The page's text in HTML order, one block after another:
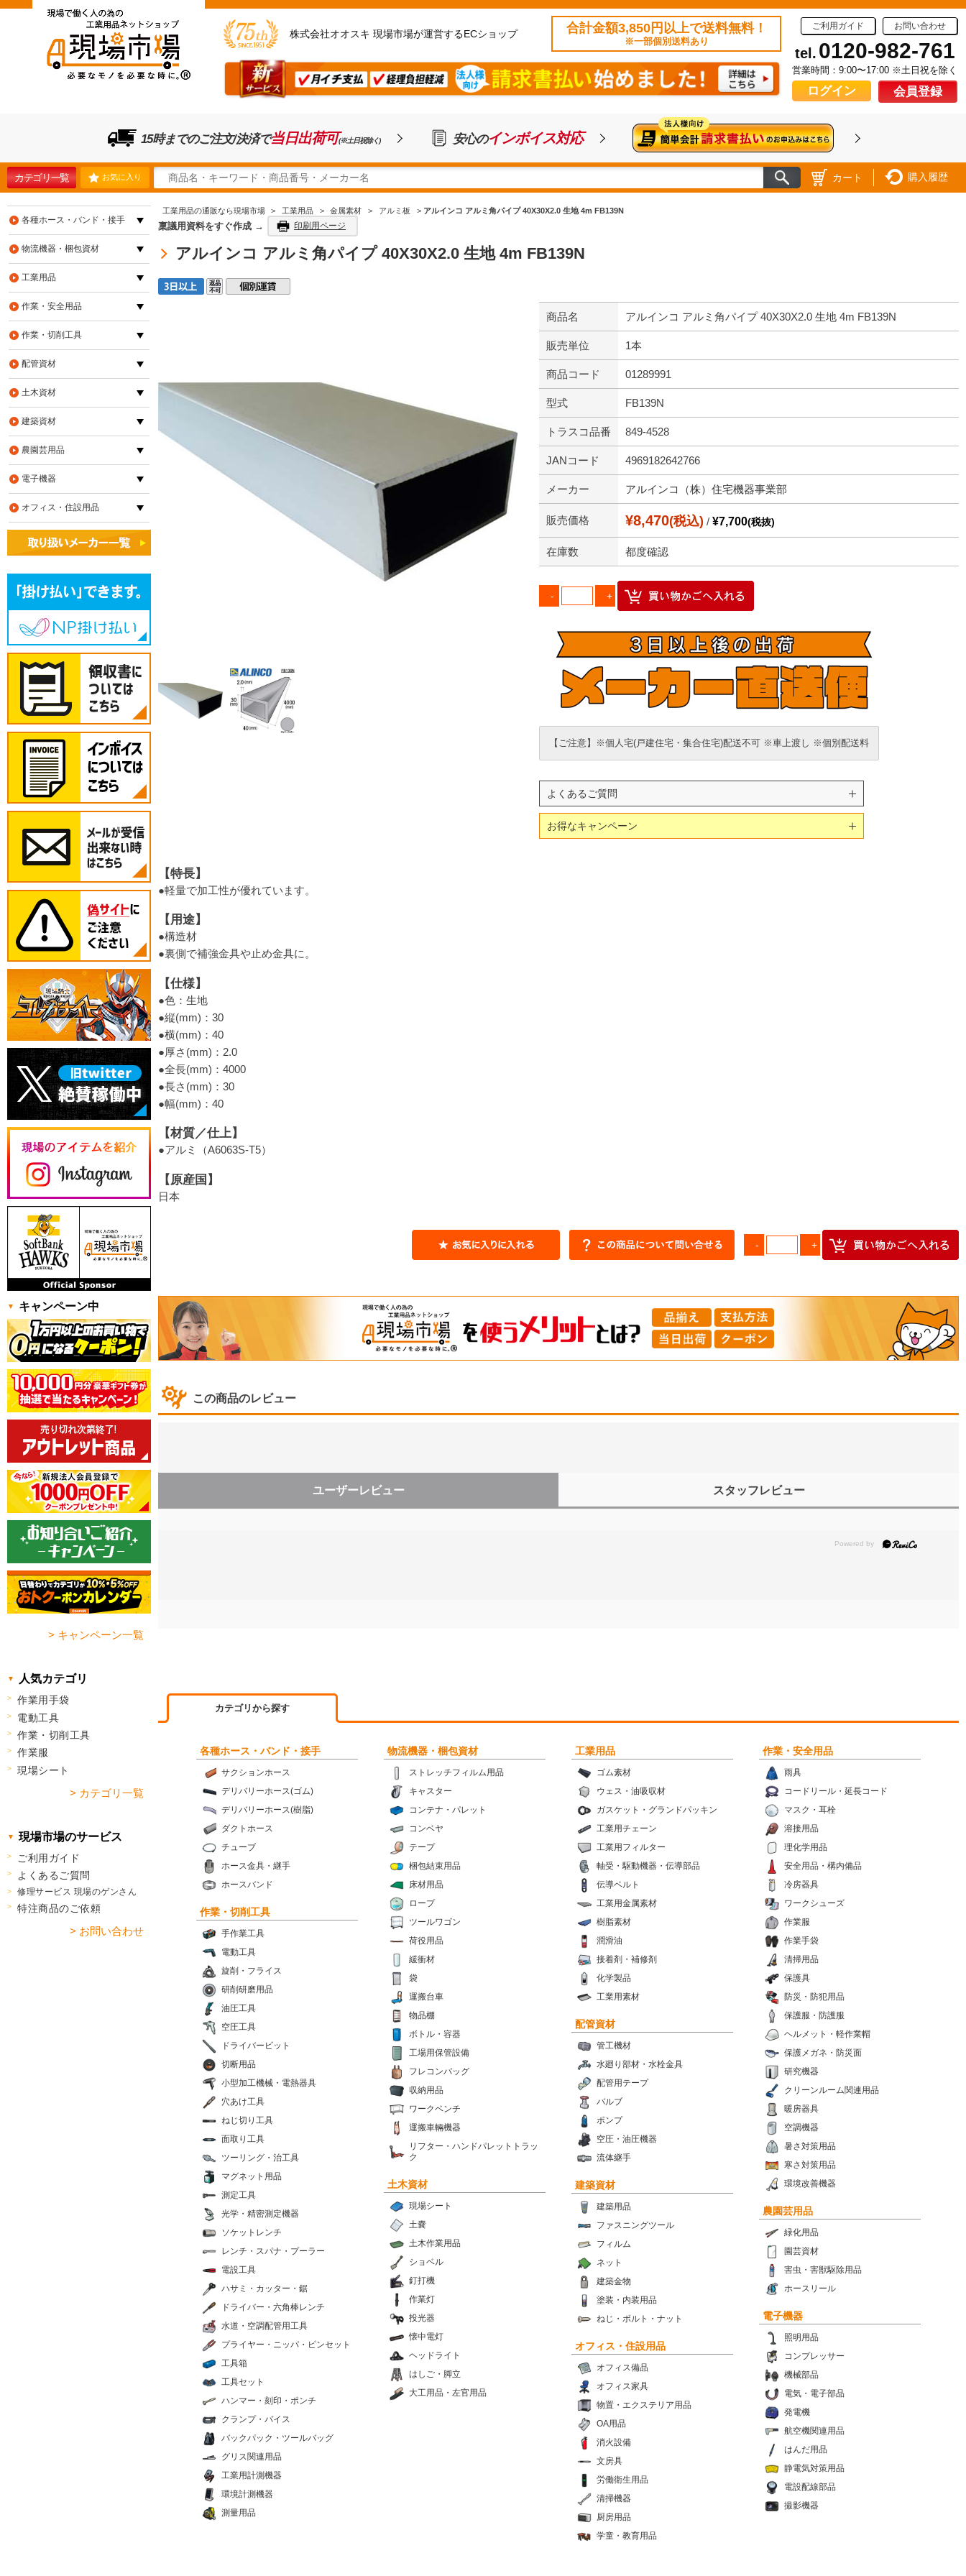
株式会社オオスキ 現場市場が運営するECショップ 合計金額3,850円以上で送料無料！
※一部個別送料あり
ご利用ガイド お問い合わせ
tel. 0120-982-761
営業時間：9:00〜17:00 ※土日祝を除く
ログイン 会員登録
15時までのご注文/決済で当日出荷可(※土日祝除く) 安心のインボイス対応
カテゴリ一覧 お気に入り カート 購入履歴
工業用品の通販なら現場市場 > 工業用品 > 金属素材 > アルミ板 > アルインコ アルミ角パイプ 40X30X2.0 生地 4m FB139N
稟議用資料をすぐ作成 → 印刷用ページ
アルインコ アルミ角パイプ 40X30X2.0 生地 4m FB139N
商品名 アルインコ アルミ角パイプ 40X30X2.0 生地 4m FB139N
販売単位 1本
商品コード 01289991
型式 FB139N
トラスコ品番 849-4528
JANコード 4969182642766
メーカー アルインコ（株）住宅機器事業部
販売価格 ¥8,470(税込) / ¥7,700(税抜)
在庫数 都度確認
【ご注意】※個人宅(戸建住宅・集合住宅)配送不可 ※車上渡し ※個別配送料
よくあるご質問
お得なキャンペーン
【特長】
●軽量で加工性が優れています。
【用途】
●構造材
●裏側で補強金具や止め金具に。
【仕様】
●色：生地
●縦(mm)：30
●横(mm)：40
●厚さ(mm)：2.0
●全長(mm)：4000
●長さ(mm)：30
●幅(mm)：40
【材質／仕上】
●アルミ（A6063S-T5）
【原産国】
日本
この商品のレビュー
ユーザーレビュー スタッフレビュー
カテゴリから探す
各種ホース・バンド・接手
サクションホース
デリバリーホース(ゴム)
デリバリーホース(樹脂)
ダクトホース
チューブ
ホース金具・継手
ホースバンド
物流機器・梱包資材
ストレッチフィルム用品
キャスター
コンテナ・パレット
コンベヤ
テープ
梱包結束用品
床材用品
ロープ
ツールワゴン
荷役用品
緩衝材
袋
運搬台車
物品棚
ボトル・容器
工場用保管設備
フレコンバッグ
収納用品
ワークベンチ
運搬車輛機器
リフター・ハンドパレットトラッ
ク
工業用品
ゴム素材
ウェス・油吸収材
ガスケット・グランドパッキン
工業用チェーン
工業用フィルター
軸受・駆動機器・伝導部品
伝導ベルト
工業用金属素材
樹脂素材
潤滑油
接着剤・補修剤
化学製品
工業用素材
作業・安全用品
雨具
コードリール・延長コード
マスク・耳栓
溶接用品
理化学用品
安全用品・構内備品
冷房器具
ワークシューズ
作業服
作業手袋
清掃用品
保護具
防災・防犯用品
保護服・防護服
ヘルメット・軽作業帽
保護メガネ・防災面
研究機器
クリーンルーム関連用品
暖房器具
空調機器
暑さ対策用品
寒さ対策用品
環境改善機器
作業・切削工具
手作業工具
電動工具
旋削・フライス
研削研磨用品
油圧工具
空圧工具
ドライバービット
切断用品
小型加工機械・電熱器具
穴あけ工具
ねじ切り工具
面取り工具
ツーリング・治工具
マグネット用品
測定工具
光学・精密測定機器
ソケットレンチ
レンチ・スパナ・プーラー
電設工具
ハサミ・カッター・鋸
ドライバー・六角棒レンチ
水道・空調配管用工具
プライヤー・ニッパ・ピンセット
工具箱
工具セット
ハンマー・刻印・ポンチ
クランプ・バイス
バックパック・ツールバッグ
グリス関連用品
工業用計測機器
環境計測機器
測量用品
配管資材
管工機材
水廻り部材・水栓金具
配管用テープ
バルブ
ポンプ
空圧・油圧機器
流体継手
土木資材
現場シート
土嚢
土木作業用品
ショベル
釘打機
作業灯
投光器
懐中電灯
ヘッドライト
はしご・脚立
大工用品・左官用品
建築資材
建築用品
ファスニングツール
フィルム
ネット
建築金物
塗装・内装用品
ねじ・ボルト・ナット
農園芸用品
緑化用品
園芸資材
害虫・害獣駆除用品
ホースリール
電子機器
照明用品
コンプレッサー
機械部品
電気・電子部品
発電機
航空機関連用品
はんだ用品
静電気対策用品
電設配線部品
撮影機器
オフィス・住設用品
オフィス備品
オフィス家具
物置・エクステリア用品
OA用品
消火設備
文房具
労働衛生用品
清掃機器
厨房用品
学童・教育用品
各種ホース・バンド・接手
物流機器・梱包資材
工業用品
作業・安全用品
作業・切削工具
配管資材
土木資材
建築資材
農園芸用品
電子機器
オフィス・住設用品
キャンペーン中
> キャンペーン一覧
人気カテゴリ
作業用手袋
電動工具
作業・切削工具
作業服
現場シート
> カテゴリ一覧
現場市場のサービス
ご利用ガイド
よくあるご質問
修理サービス 現場のゲンさん
特注商品のご依頼
> お問い合わせ